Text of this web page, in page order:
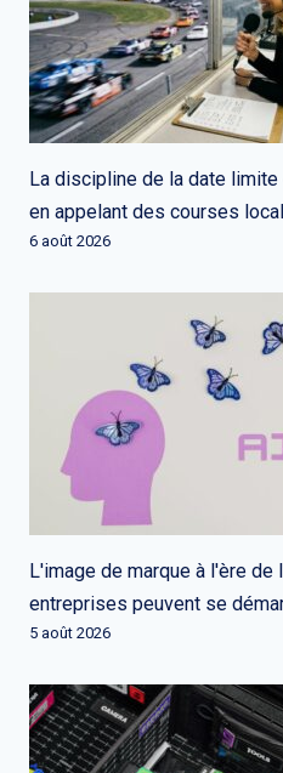
La discipline de la date
en appelant des courses
6 août 2026
L'image de marque à l'ère
entreprises peuvent se
5 août 2026